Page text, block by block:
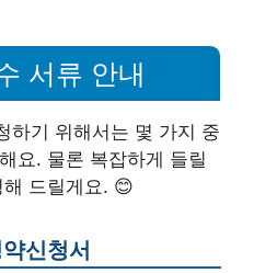
서류 안내
하기 위해서는 몇 가지 중
요. 물론 복잡하게 들릴
드릴게요. 😊
신청서